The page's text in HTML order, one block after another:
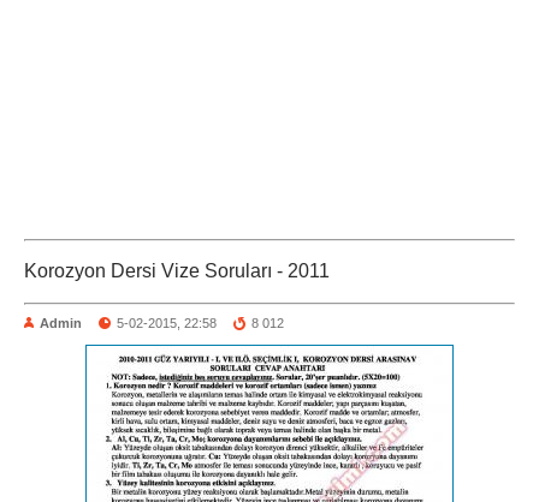
Korozyon Dersi Vize Soruları - 2011
Admin 5-02-2015, 22:58 8 012